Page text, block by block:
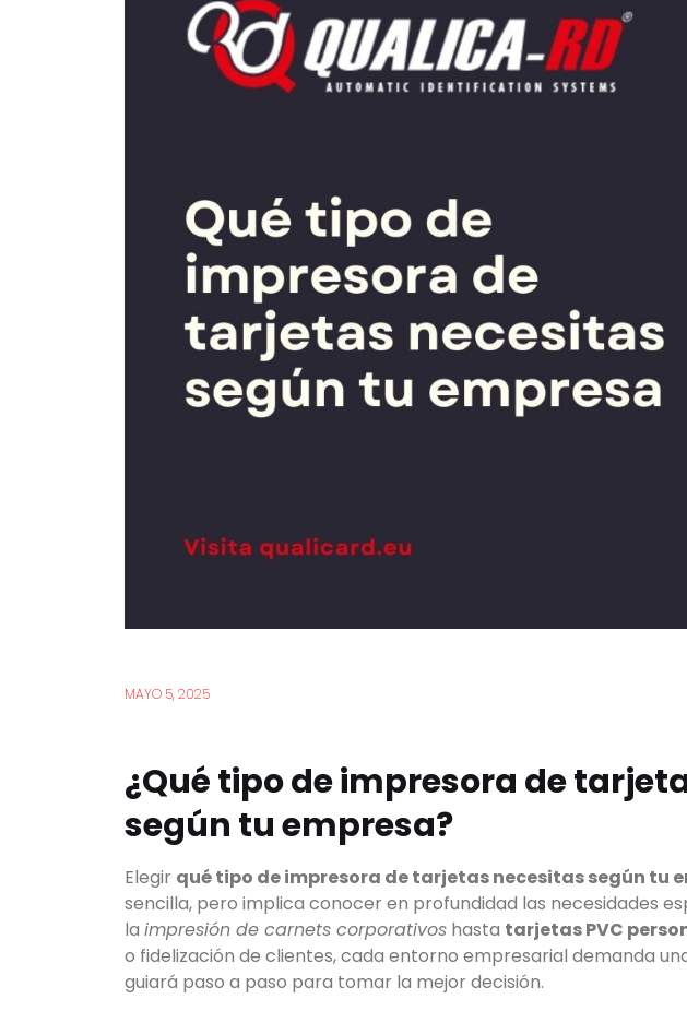
MAYO 5, 2025
¿Qué tipo de impresora de
según tu empresa?
Elegir qué tipo de impresora de tarjetas necesitas según tu
sencilla, pero implica conocer en profundidad las necesidades
la impresión de carnets corporativos hasta tarjetas PVC
o fidelización de clientes, cada entorno empresarial demanda
guiará paso a paso para tomar la mejor decisión.